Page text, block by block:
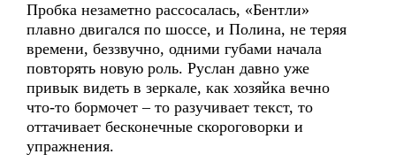
Пробка незаметно рассосалась, «Бентли»
плавно двигался по шоссе, и Полина, не теряя
времени, беззвучно, одними губами начала
повторять новую роль. Руслан давно уже
привык видеть в зеркале, как хозяйка вечно
что-то бормочет – то разучивает текст, то
оттачивает бесконечные скороговорки и
упражнения.